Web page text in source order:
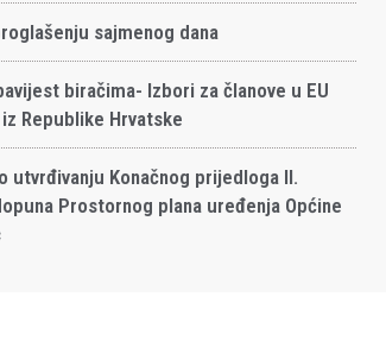
sajmenog dana
biračima- Izbori za članove u EU
Republike Hrvatske
utvrđivanju Konačnog prijedloga II.
Prostornog plana uređenja Općine